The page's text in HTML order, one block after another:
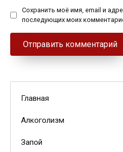
Сохранить моё имя, email и
последующих моих
Главная
Алкоголизм
Запой